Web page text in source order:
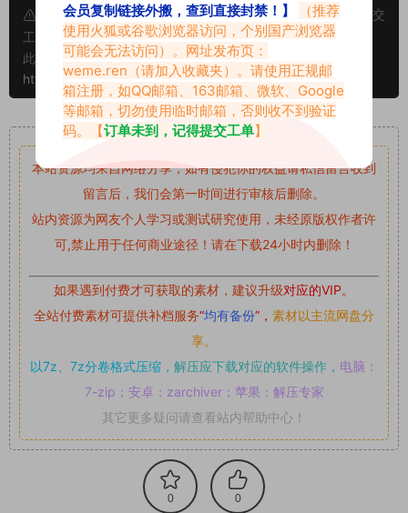
申明：本文资源均来源网友分享，若侵犯了您的权限可以提交
工单处理。
此外本文章皆属于原创文章，转载请注明出处！原文链接：
https://www.vmiba.com/18006.html
重要声明
本站资源均来自网络分享，如有侵犯你的权益请私信留言收到
留言后，我们会第一时间进行审核后删除。
站内资源为网友个人学习或测试研究使用，未经原版权作者许
可,禁止用于任何商业途径！请在下载24小时内删除！
如果遇到付费才可获取的素材，建议升级对应的VIP。
全站付费素材可提供补档服务“均有备份”， 素材以主流网盘分
享。
以7z、7z分卷格式压缩， 解压应下载对应的软件操作， 电脑：
7-zip；安卓：zarchiver；苹果：解压专家
其它更多疑问请查看站内帮助中心！
0 0
会员复制链接外搬，查到直接封禁！】
（推荐
使用火狐或谷歌浏览器访问，个别国产浏览器
可能会无法访问）。网址发布页：
weme.ren （请加入收藏夹）。请使用正规邮
箱注册，如QQ邮箱、163邮箱、微软、Google
等邮箱，切勿使用临时邮箱，否则收不到验证
码。【订单未到，记得提交工单】